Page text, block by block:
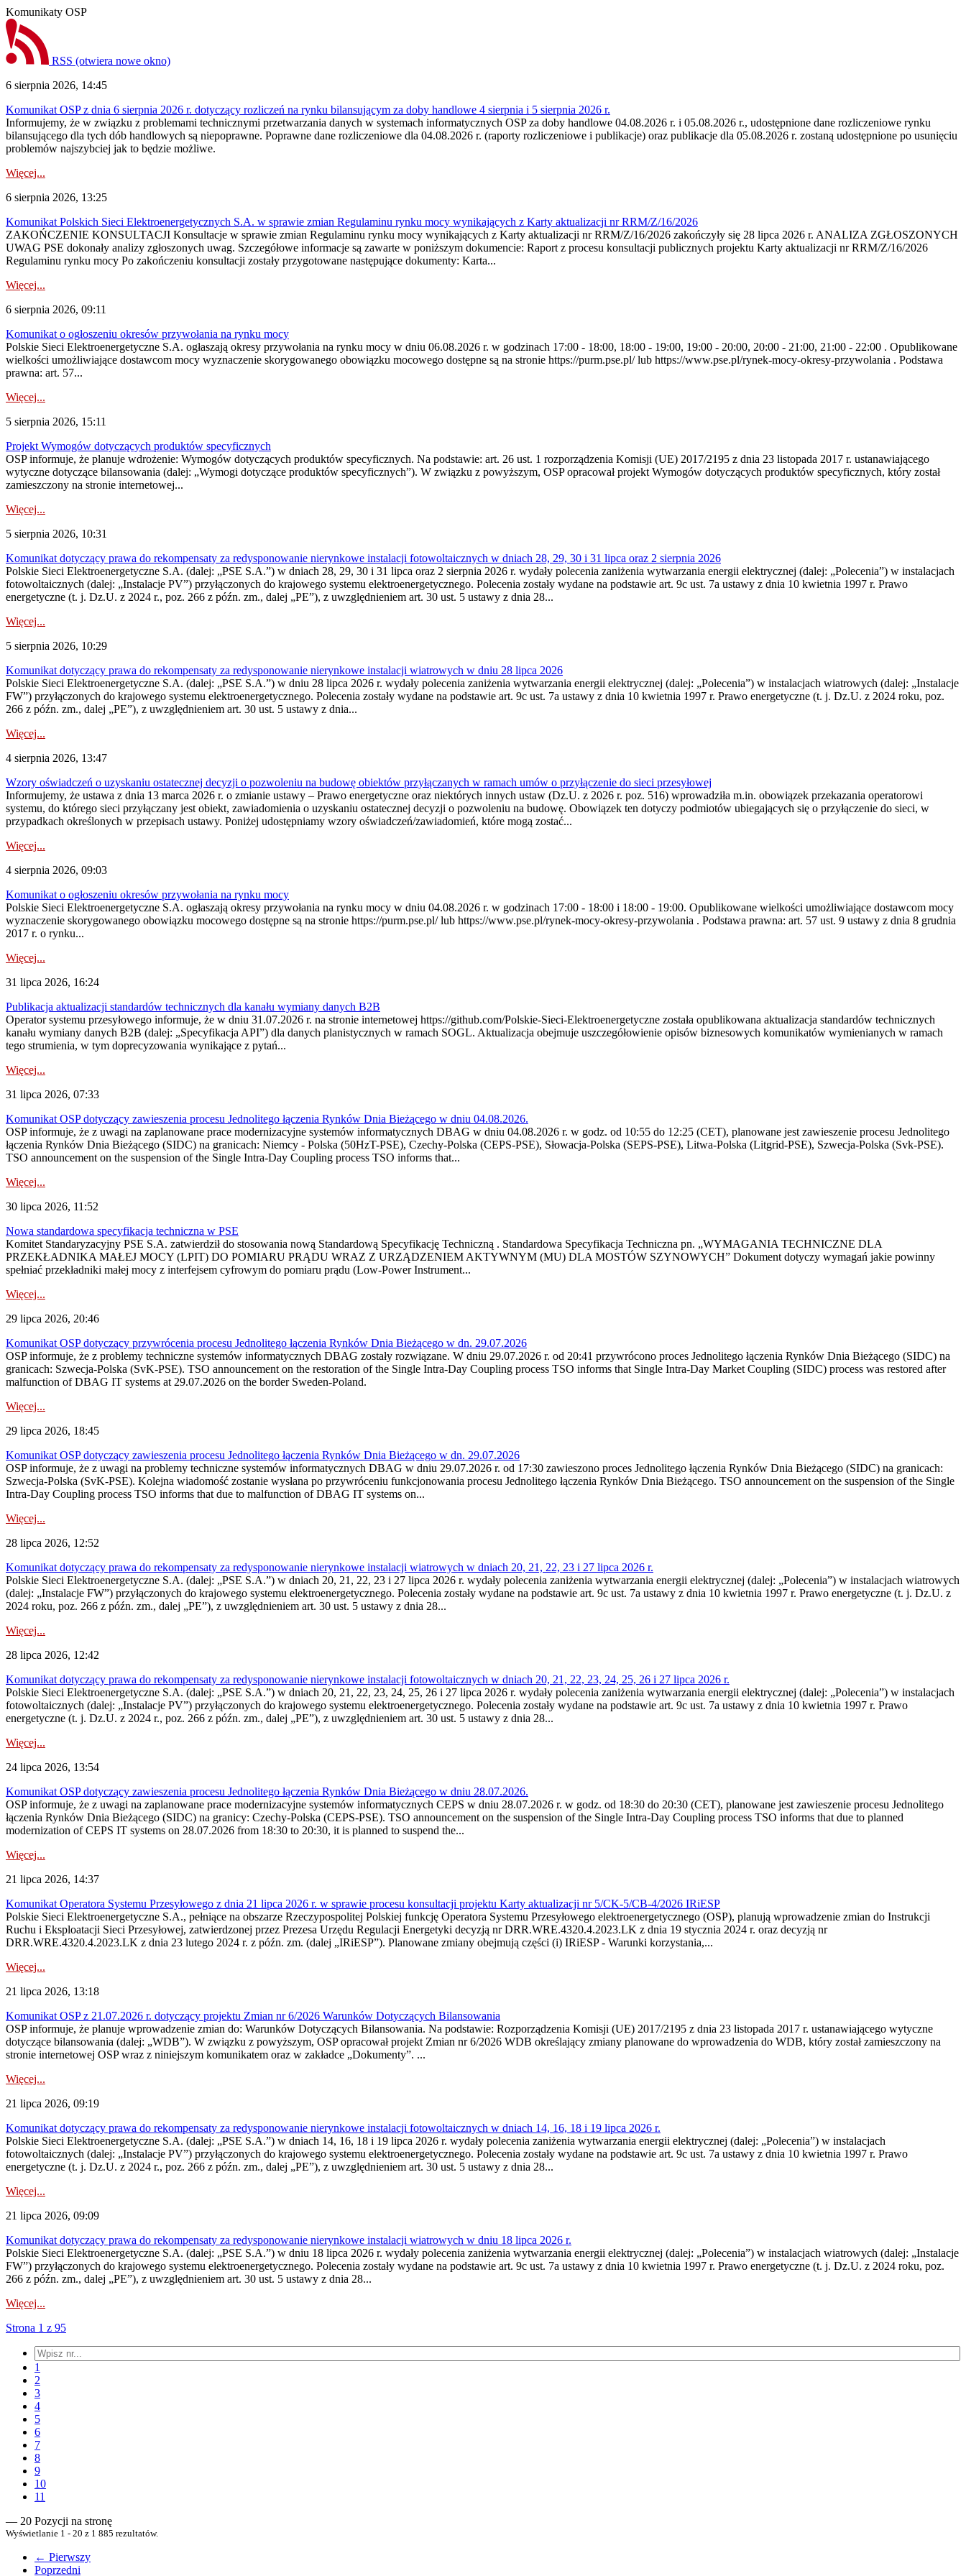
Komunikaty OSP
RSS (otwiera nowe okno)
6 sierpnia 2026, 14:45
Komunikat OSP z dnia 6 sierpnia 2026 r. dotyczący rozliczeń na rynku bilansującym za doby handlowe 4 sierpnia i 5 sierpnia 2026 r.
Informujemy, że w związku z problemami technicznymi przetwarzania danych w systemach informatycznych OSP za doby handlowe 04.08.2026 r. i 05.08.2026 r., udostępnione dane rozliczeniowe rynku
bilansującego dla tych dób handlowych są niepoprawne. Poprawne dane rozliczeniowe dla 04.08.2026 r. (raporty rozliczeniowe i publikacje) oraz publikacje dla 05.08.2026 r. zostaną udostępnione po usunięciu
problemów najszybciej jak to będzie możliwe.
Więcej...
6 sierpnia 2026, 13:25
Komunikat Polskich Sieci Elektroenergetycznych S.A. w sprawie zmian Regulaminu rynku mocy wynikających z Karty aktualizacji nr RRM/Z/16/2026
ZAKOŃCZENIE KONSULTACJI Konsultacje w sprawie zmian Regulaminu rynku mocy wynikających z Karty aktualizacji nr RRM/Z/16/2026 zakończyły się 28 lipca 2026 r. ANALIZA ZGŁOSZONYCH
UWAG PSE dokonały analizy zgłoszonych uwag. Szczegółowe informacje są zawarte w poniższym dokumencie: Raport z procesu konsultacji publicznych projektu Karty aktualizacji nr RRM/Z/16/2026
Regulaminu rynku mocy Po zakończeniu konsultacji zostały przygotowane następujące dokumenty: Karta...
Więcej...
6 sierpnia 2026, 09:11
Komunikat o ogłoszeniu okresów przywołania na rynku mocy
Polskie Sieci Elektroenergetyczne S.A. ogłaszają okresy przywołania na rynku mocy w dniu 06.08.2026 r. w godzinach 17:00 - 18:00, 18:00 - 19:00, 19:00 - 20:00, 20:00 - 21:00, 21:00 - 22:00 . Opublikowane
wielkości umożliwiające dostawcom mocy wyznaczenie skorygowanego obowiązku mocowego dostępne są na stronie https://purm.pse.pl/ lub https://www.pse.pl/rynek-mocy-okresy-przywolania . Podstawa
prawna: art. 57...
Więcej...
5 sierpnia 2026, 15:11
Projekt Wymogów dotyczących produktów specyficznych
OSP informuje, że planuje wdrożenie: Wymogów dotyczących produktów specyficznych. Na podstawie: art. 26 ust. 1 rozporządzenia Komisji (UE) 2017/2195 z dnia 23‍ listopada 2017 r. ustanawiającego
wytyczne dotyczące bilansowania (dalej: „Wymogi dotyczące produktów specyficznych”). W związku z powyższym, OSP opracował projekt Wymogów dotyczących produktów specyficznych, który został
zamieszczony na stronie internetowej...
Więcej...
5 sierpnia 2026, 10:31
Komunikat dotyczący prawa do rekompensaty za redysponowanie nierynkowe instalacji fotowoltaicznych w dniach 28, 29, 30 i 31 lipca oraz 2 sierpnia 2026
Polskie Sieci Elektroenergetyczne S.A. (dalej: „PSE S.A.”) w dniach 28, 29, 30 i 31 lipca oraz 2 sierpnia 2026 r. wydały polecenia zaniżenia wytwarzania energii elektrycznej (dalej: „Polecenia”) w instalacjach
fotowoltaicznych (dalej: „Instalacje PV”) przyłączonych do krajowego systemu elektroenergetycznego. Polecenia zostały wydane na podstawie art. 9c ust. 7a ustawy z dnia 10 kwietnia 1997 r. Prawo
energetyczne (t. j. Dz.U. z 2024 r., poz. 266 z późn. zm., dalej „PE”), z uwzględnieniem art. 30 ust. 5 ustawy z dnia 28...
Więcej...
5 sierpnia 2026, 10:29
Komunikat dotyczący prawa do rekompensaty za redysponowanie nierynkowe instalacji wiatrowych w dniu 28 lipca 2026
Polskie Sieci Elektroenergetyczne S.A. (dalej: „PSE S.A.”) w dniu 28 lipca 2026 r. wydały polecenia zaniżenia wytwarzania energii elektrycznej (dalej: „Polecenia”) w instalacjach wiatrowych (dalej: „Instalacje
FW”) przyłączonych do krajowego systemu elektroenergetycznego. Polecenia zostały wydane na podstawie art. 9c ust. 7a ustawy z dnia 10 kwietnia 1997 r. Prawo energetyczne (t. j. Dz.U. z 2024 roku, poz.
266 z późn. zm., dalej „PE”), z uwzględnieniem art. 30 ust. 5 ustawy z dnia...
Więcej...
4 sierpnia 2026, 13:47
Wzory oświadczeń o uzyskaniu ostatecznej decyzji o pozwoleniu na budowę obiektów przyłączanych w ramach umów o przyłączenie do sieci przesyłowej
Informujemy, że ustawa z dnia 13 marca 2026 r. o zmianie ustawy – Prawo energetyczne oraz niektórych innych ustaw (Dz.U. z 2026 r. poz. 516) wprowadziła m.in. obowiązek przekazania operatorowi
systemu, do którego sieci przyłączany jest obiekt, zawiadomienia o uzyskaniu ostatecznej decyzji o pozwoleniu na budowę. Obowiązek ten dotyczy podmiotów ubiegających się o przyłączenie do sieci, w
przypadkach określonych w przepisach ustawy. Poniżej udostępniamy wzory oświadczeń/zawiadomień, które mogą zostać...
Więcej...
4 sierpnia 2026, 09:03
Komunikat o ogłoszeniu okresów przywołania na rynku mocy
Polskie Sieci Elektroenergetyczne S.A. ogłaszają okresy przywołania na rynku mocy w dniu 04.08.2026 r. w godzinach 17:00 - 18:00 i 18:00 - 19:00. Opublikowane wielkości umożliwiające dostawcom mocy
wyznaczenie skorygowanego obowiązku mocowego dostępne są na stronie https://purm.pse.pl/ lub https://www.pse.pl/rynek-mocy-okresy-przywolania . Podstawa prawna: art. 57 ust. 9 ustawy z dnia 8 grudnia
2017 r. o rynku...
Więcej...
31 lipca 2026, 16:24
Publikacja aktualizacji standardów technicznych dla kanału wymiany danych B2B
Operator systemu przesyłowego informuje, że w dniu 31.07.2026 r. na stronie internetowej https://github.com/Polskie-Sieci-Elektroenergetyczne została opublikowana aktualizacja standardów technicznych
kanału wymiany danych B2B (dalej: „Specyfikacja API”) dla danych planistycznych w ramach SOGL. Aktualizacja obejmuje uszczegółowienie opisów biznesowych komunikatów wymienianych w ramach
tego strumienia, w tym doprecyzowania wynikające z pytań...
Więcej...
31 lipca 2026, 07:33
Komunikat OSP dotyczący zawieszenia procesu Jednolitego łączenia Rynków Dnia Bieżącego w dniu 04.08.2026.
OSP informuje, że z uwagi na zaplanowane prace modernizacyjne systemów informatycznych DBAG w dniu 04.08.2026 r. w godz. od 10:55 do 12:25 (CET), planowane jest zawieszenie procesu Jednolitego
łączenia Rynków Dnia Bieżącego (SIDC) na granicach: Niemcy - Polska (50HzT-PSE), Czechy-Polska (CEPS-PSE), Słowacja-Polska (SEPS-PSE), Litwa-Polska (Litgrid-PSE), Szwecja-Polska (Svk-PSE).
TSO announcement on the suspension of the Single Intra-Day Coupling process TSO informs that...
Więcej...
30 lipca 2026, 11:52
Nowa standardowa specyfikacja techniczna w PSE
Komitet Standaryzacyjny PSE S.A. zatwierdził do stosowania nową Standardową Specyfikację Techniczną . Standardowa Specyfikacja Techniczna pn. „WYMAGANIA TECHNICZNE DLA
PRZEKŁADNIKA MAŁEJ MOCY (LPIT) DO POMIARU PRĄDU WRAZ Z URZĄDZENIEM AKTYWNYM (MU) DLA MOSTÓW SZYNOWYCH” Dokument dotyczy wymagań jakie powinny
spełniać przekładniki małej mocy z interfejsem cyfrowym do pomiaru prądu (Low-Power Instrument...
Więcej...
29 lipca 2026, 20:46
Komunikat OSP dotyczący przywrócenia procesu Jednolitego łączenia Rynków Dnia Bieżącego w dn. 29.07.2026
OSP informuje, że z problemy techniczne systemów informatycznych DBAG zostały rozwiązane. W dniu 29.07.2026 r. od 20:41 przywrócono proces Jednolitego łączenia Rynków Dnia Bieżącego (SIDC) na
granicach: Szwecja-Polska (SvK-PSE). TSO announcement on the restoration of the Single Intra-Day Coupling process TSO informs that Single Intra-Day Market Coupling (SIDC) process was restored after
malfunction of DBAG IT systems at 29.07.2026 on the border Sweden-Poland.
Więcej...
29 lipca 2026, 18:45
Komunikat OSP dotyczący zawieszenia procesu Jednolitego łączenia Rynków Dnia Bieżącego w dn. 29.07.2026
OSP informuje, że z uwagi na problemy techniczne systemów informatycznych DBAG w dniu 29.07.2026 r. od 17:30 zawieszono proces Jednolitego łączenia Rynków Dnia Bieżącego (SIDC) na granicach:
Szwecja-Polska (SvK-PSE). Kolejna wiadomość zostanie wysłana po przywróceniu funkcjonowania procesu Jednolitego łączenia Rynków Dnia Bieżącego. TSO announcement on the suspension of the Single
Intra-Day Coupling process TSO informs that due to malfunction of DBAG IT systems on...
Więcej...
28 lipca 2026, 12:52
Komunikat dotyczący prawa do rekompensaty za redysponowanie nierynkowe instalacji wiatrowych w dniach 20, 21, 22, 23 i 27 lipca 2026 r.
Polskie Sieci Elektroenergetyczne S.A. (dalej: „PSE S.A.”) w dniach 20, 21, 22, 23 i 27 lipca 2026 r. wydały polecenia zaniżenia wytwarzania energii elektrycznej (dalej: „Polecenia”) w instalacjach wiatrowych
(dalej: „Instalacje FW”) przyłączonych do krajowego systemu elektroenergetycznego. Polecenia zostały wydane na podstawie art. 9c ust. 7a ustawy z dnia 10 kwietnia 1997 r. Prawo energetyczne (t. j. Dz.U. z
2024 roku, poz. 266 z późn. zm., dalej „PE”), z uwzględnieniem art. 30 ust. 5 ustawy z dnia 28...
Więcej...
28 lipca 2026, 12:42
Komunikat dotyczący prawa do rekompensaty za redysponowanie nierynkowe instalacji fotowoltaicznych w dniach 20, 21, 22, 23, 24, 25, 26 i 27 lipca 2026 r.
Polskie Sieci Elektroenergetyczne S.A. (dalej: „PSE S.A.”) w dniach 20, 21, 22, 23, 24, 25, 26 i 27 lipca 2026 r. wydały polecenia zaniżenia wytwarzania energii elektrycznej (dalej: „Polecenia”) w instalacjach
fotowoltaicznych (dalej: „Instalacje PV”) przyłączonych do krajowego systemu elektroenergetycznego. Polecenia zostały wydane na podstawie art. 9c ust. 7a ustawy z dnia 10 kwietnia 1997 r. Prawo
energetyczne (t. j. Dz.U. z 2024 r., poz. 266 z późn. zm., dalej „PE”), z uwzględnieniem art. 30 ust. 5 ustawy z dnia 28...
Więcej...
24 lipca 2026, 13:54
Komunikat OSP dotyczący zawieszenia procesu Jednolitego łączenia Rynków Dnia Bieżącego w dniu 28.07.2026.
OSP informuje, że z uwagi na zaplanowane prace modernizacyjne systemów informatycznych CEPS w dniu 28.07.2026 r. w godz. od 18:30 do 20:30 (CET), planowane jest zawieszenie procesu Jednolitego
łączenia Rynków Dnia Bieżącego (SIDC) na granicy: Czechy-Polska (CEPS-PSE). TSO announcement on the suspension of the Single Intra-Day Coupling process TSO informs that due to planned
modernization of CEPS IT systems on 28.07.2026 from 18:30 to 20:30, it is planned to suspend the...
Więcej...
21 lipca 2026, 14:37
Komunikat Operatora Systemu Przesyłowego z dnia 21 lipca 2026 r. w sprawie procesu konsultacji projektu Karty aktualizacji nr 5/CK-5/CB-4/2026 IRiESP
Polskie Sieci Elektroenergetyczne S.A., pełniące na obszarze Rzeczypospolitej Polskiej funkcję Operatora Systemu Przesyłowego elektroenergetycznego (OSP), planują wprowadzenie zmian do Instrukcji
Ruchu i Eksploatacji Sieci Przesyłowej, zatwierdzonej przez Prezesa Urzędu Regulacji Energetyki decyzją nr DRR.WRE.4320.4.2023.LK z dnia 19 stycznia 2024 r. oraz decyzją nr
DRR.WRE.4320.4.2023.LK z dnia 23 lutego 2024 r. z późn. zm. (dalej „IRiESP”). Planowane zmiany obejmują części (i) IRiESP - Warunki korzystania,...
Więcej...
21 lipca 2026, 13:18
Komunikat OSP z 21.07.2026 r. dotyczący projektu Zmian nr 6/2026 Warunków Dotyczących Bilansowania
OSP informuje, że planuje wprowadzenie zmian do: Warunków Dotyczących Bilansowania. Na podstawie: Rozporządzenia Komisji (UE) 2017/2195 z dnia 23‍ listopada 2017 r. ustanawiającego wytyczne
dotyczące bilansowania (dalej: „WDB”). W związku z powyższym, OSP opracował projekt Zmian nr 6/2026 WDB określający zmiany planowane do wprowadzenia do WDB, który został zamieszczony na
stronie internetowej OSP wraz z niniejszym komunikatem oraz w zakładce „Dokumenty”. ...
Więcej...
21 lipca 2026, 09:19
Komunikat dotyczący prawa do rekompensaty za redysponowanie nierynkowe instalacji fotowoltaicznych w dniach 14, 16, 18 i 19 lipca 2026 r.
Polskie Sieci Elektroenergetyczne S.A. (dalej: „PSE S.A.”) w dniach 14, 16, 18 i 19 lipca 2026 r. wydały polecenia zaniżenia wytwarzania energii elektrycznej (dalej: „Polecenia”) w instalacjach
fotowoltaicznych (dalej: „Instalacje PV”) przyłączonych do krajowego systemu elektroenergetycznego. Polecenia zostały wydane na podstawie art. 9c ust. 7a ustawy z dnia 10 kwietnia 1997 r. Prawo
energetyczne (t. j. Dz.U. z 2024 r., poz. 266 z późn. zm., dalej „PE”), z uwzględnieniem art. 30 ust. 5 ustawy z dnia 28...
Więcej...
21 lipca 2026, 09:09
Komunikat dotyczący prawa do rekompensaty za redysponowanie nierynkowe instalacji wiatrowych w dniu 18 lipca 2026 r.
Polskie Sieci Elektroenergetyczne S.A. (dalej: „PSE S.A.”) w dniu 18 lipca 2026 r. wydały polecenia zaniżenia wytwarzania energii elektrycznej (dalej: „Polecenia”) w instalacjach wiatrowych (dalej: „Instalacje
FW”) przyłączonych do krajowego systemu elektroenergetycznego. Polecenia zostały wydane na podstawie art. 9c ust. 7a ustawy z dnia 10 kwietnia 1997 r. Prawo energetyczne (t. j. Dz.U. z 2024 roku, poz.
266 z późn. zm., dalej „PE”), z uwzględnieniem art. 30 ust. 5 ustawy z dnia 28...
Więcej...
Strona 1 z 95
1
2
3
4
5
6
7
8
9
10
11
— 20 Pozycji na stronę
Wyświetlanie 1 - 20 z 1 885 rezultatów.
← Pierwszy
Poprzedni